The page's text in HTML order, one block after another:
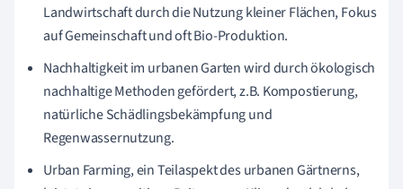
Landwirtschaft durch die Nutzung kleiner Flächen, Fokus
auf Gemeinschaft und oft Bio-Produktion.
Nachhaltigkeit im urbanen Garten wird durch ökologisch
nachhaltige Methoden gefördert, z.B. Kompostierung,
natürliche Schädlingsbekämpfung und
Regenwassernutzung.
Urban Farming, ein Teilaspekt des urbanen Gärtnerns,